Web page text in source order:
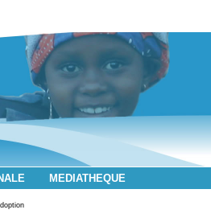
MEDIATHEQUE